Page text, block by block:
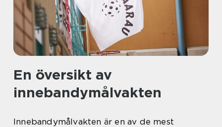
En översikt av
innebandymålvakten
Innebandymålvakten är en av de mest